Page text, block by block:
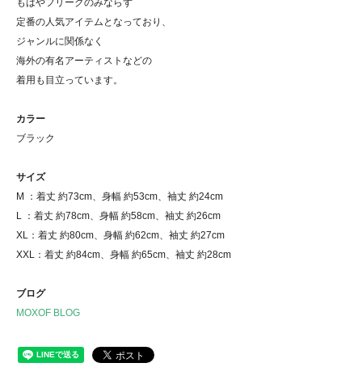
もはやフリークのみならず
定番の人気アイテムとなっており、
ジャンルに関係なく
海外の有名アーティストなどの
着用も目立っています。
カラー
ブラック
サイズ
M ：着丈 約73cm、身幅 約53cm、袖丈 約24cm
L ：着丈 約78cm、身幅 約58cm、袖丈 約26cm
XL：着丈 約80cm、身幅 約62cm、袖丈 約27cm
XXL：着丈 約84cm、身幅 約65cm、袖丈 約28cm
ブログ
MOXOF BLOG